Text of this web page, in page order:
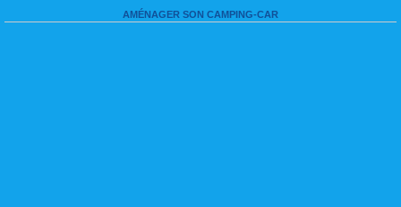
AMÉNAGER SON CAMPING-CAR